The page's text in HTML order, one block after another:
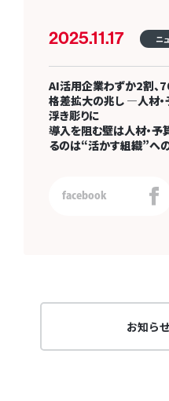
2025.11.17 ニ
AI活用企業わずか2割、
格差拡大の兆し —人材
浮き彫りに
導入を阻む壁は人材・予
るのは“活かす組織”へ
facebook
お知ら